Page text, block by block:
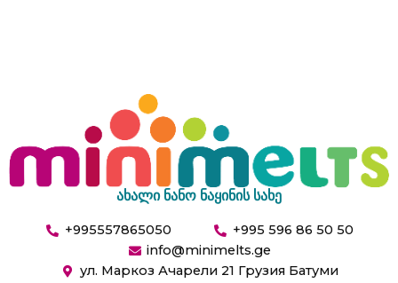
ახალი ნანო ნაყინის სახე
+995557865050
+995 596 86 50 50
info@minimelts.ge
ул. Маркоз Ачарели 21 Грузия Батуми